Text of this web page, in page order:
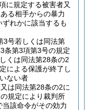
に規定する被害者又
る相手からの暴力
ずれかに該当するも
3号若しくは同法第
条第3項第3号の規定
くは同法第28条の2
による保護が終了し
ない者
は同法第28条の2に
規定により裁判所
該命令がその効力